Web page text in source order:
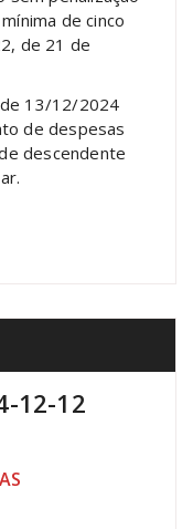
de cinco
de 21 de
13/12/2024
de despesas
descendente
12-12